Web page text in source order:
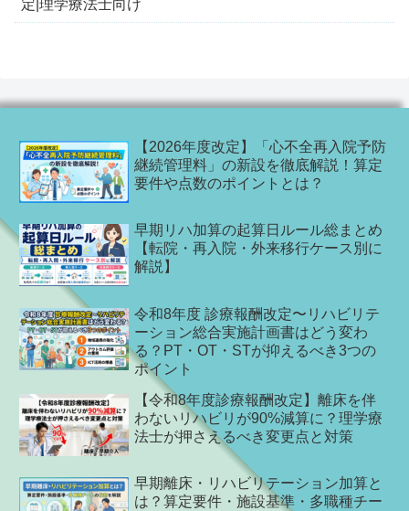
定|理学療法士向け
【2026年度改定】「心不全再入院予防
継続管理料」の新設を徹底解説！算定
要件や点数のポイントとは？
早期リハ加算の起算日ルール総まとめ
【転院・再入院・外来移行ケース別に
解説】
令和8年度 診療報酬改定〜リハビリテ
ーション総合実施計画書はどう変わ
る？PT・OT・STが抑えるべき3つの
ポイント
【令和8年度診療報酬改定】離床を伴
わないリハビリが90%減算に？理学療
法士が押さえるべき変更点と対策
早期離床・リハビリテーション加算と
は？算定要件・施設基準・多職種チー